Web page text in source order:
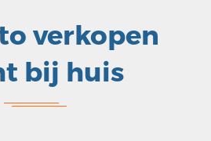
verkopen
bij huis